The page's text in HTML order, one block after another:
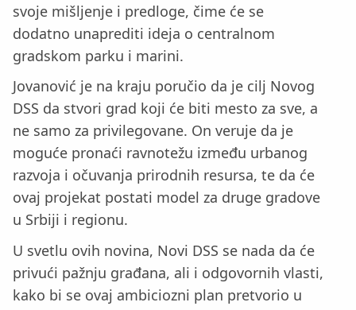
svoje mišljenje i predloge, čime će se
dodatno unaprediti ideja o centralnom
gradskom parku i marini.
Jovanović je na kraju poručio da je cilj Novog
DSS da stvori grad koji će biti mesto za sve, a
ne samo za privilegovane. On veruje da je
moguće pronaći ravnotežu između urbanog
razvoja i očuvanja prirodnih resursa, te da će
ovaj projekat postati model za druge gradove
u Srbiji i regionu.
U svetlu ovih novina, Novi DSS se nada da će
privući pažnju građana, ali i odgovornih vlasti,
kako bi se ovaj ambiciozni plan pretvorio u